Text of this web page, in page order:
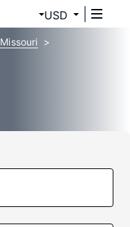
USD
Missouri